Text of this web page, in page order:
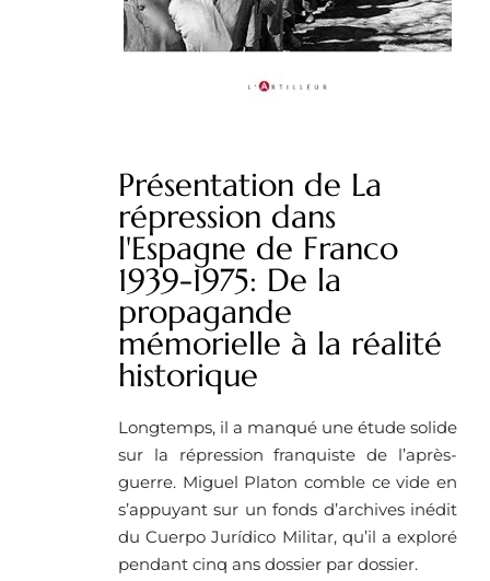
Présentation de La
répression dans
l'Espagne de Franco
1939-1975: De la
propagande
mémorielle à la réalité
historique
Longtemps, il a manqué une étude solide
sur la répression franquiste de l’après-
guerre. Miguel Platon comble ce vide en
s’appuyant sur un fonds d’archives inédit
du Cuerpo Jurídico Militar, qu’il a exploré
pendant cinq ans dossier par dossier.